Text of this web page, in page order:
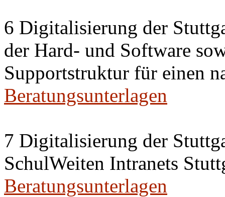
6 Digitalisierung der
der Hard- und Software
Supportstruktur für einen
Beratungsunterlagen
7 Digitalisierung der
SchulWeiten Intranets
Beratungsunterlagen